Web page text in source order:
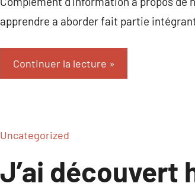
apprendre a aborder fait partie
Continuer la lecture
Uncategorized
J’ai